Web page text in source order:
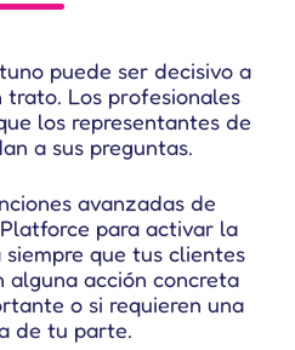
puede ser decisivo a
Los profesionales
los representantes de
a sus preguntas.
avanzadas de
para activar la
que tus clientes
alguna acción concreta
o si requieren una
de tu parte.